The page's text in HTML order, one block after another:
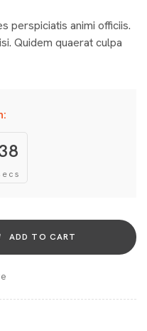
perspiciatis animi officiis.
Quidem quaerat culpa
ADD TO CART